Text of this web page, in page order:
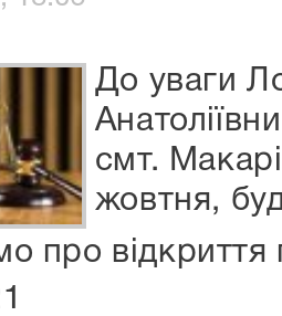
До уваги
смт.
жовтня,
про